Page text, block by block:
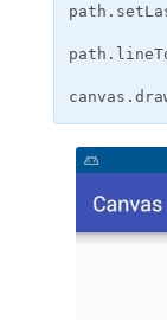
path .
path .
canvas .